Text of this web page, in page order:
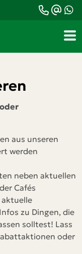
aus unseren
werden
neben aktuellen
Cafés
zu Dingen, die
solltest! Lass
oder